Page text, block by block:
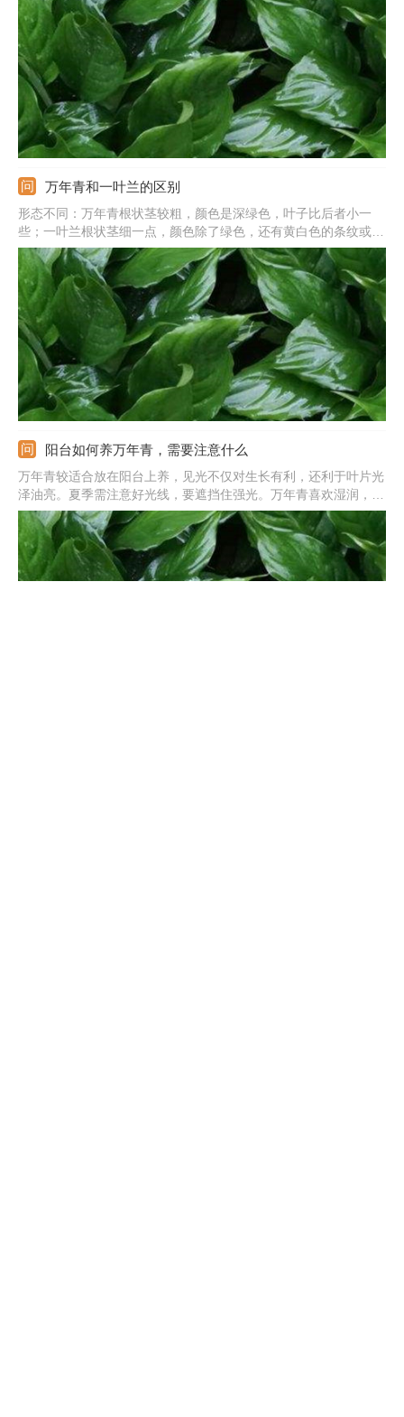
若是强光暴晒导致的，可及时移到阴凉处。若是浇水太多导致的，
要促进积水排出，若是施肥太浓导致的，应该浇水稀释。
万年青和一叶兰的区别
形态不同：万年青根状茎较粗，颜色是深绿色，叶子比后者小一
些；一叶兰根状茎细一点，颜色除了绿色，还有黄白色的条纹或是
斑点，要大一些。花朵不同：万年青是穗状花序，颜色是黄白色；
一叶兰是莲座状，花朵是紫色的。品种不同：前者属于天门冬科、
万年青属；后者是百合科、蜘蛛抱蛋属的植物。
阳台如何养万年青，需要注意什么
万年青较适合放在阳台上养，见光不仅对生长有利，还利于叶片光
泽油亮。夏季需注意好光线，要遮挡住强光。万年青喜欢湿润，平
常可2-3天浇次水，但是水分不能过多。生长时期每隔半个月施次
肥，冬季暂停施肥。温度保持在20-30℃左右，冬季要注意把控温
度，不能低于7摄氏度。